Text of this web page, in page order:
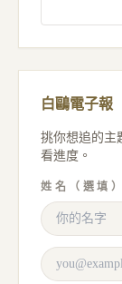
白鷗電子報
挑你想追的主
看進度。
姓名（選填）